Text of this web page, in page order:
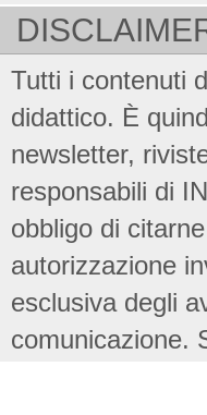
Tutti i contenuti
didattico. È
newsletter,
responsabili di
obbligo di
autorizzazione
esclusiva degli
comunicazione.